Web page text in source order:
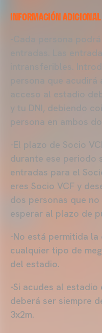
INFORMACIÓN ADICIONAL
-Cada persona
entradas. Las
intransferibles.
persona que
acceso al estadio
y tu DNI, debiendo
persona en ambos
-El plazo de Socio
durante ese periodo
entradas para el
eres Socio VCF y
dos personas que
esperar al plazo de
-No está permitida
cualquier tipo de
del estadio.
-Si acudes al
deberá ser siempre
3x2m.